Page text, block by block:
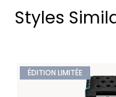
Styles
ÉDITION LIMITÉE